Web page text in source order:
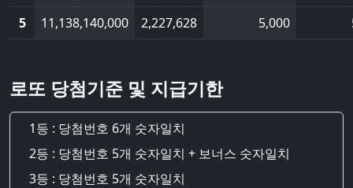
5
11,138,140,000 2,227,628 5,000
로또 당첨기준 및 지급기한
1등 : 당첨번호 6개 숫자일치
2등 : 당첨번호 5개 숫자일치 + 보너스 숫자일치
3등 : 당첨번호 5개 숫자일치